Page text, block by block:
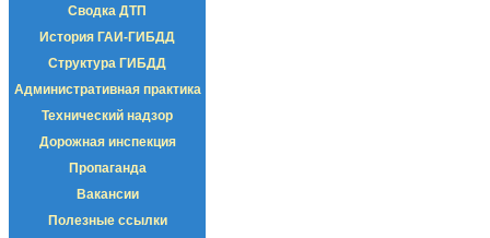
Сводка ДТП
История ГАИ-ГИБДД
Структура ГИБДД
Административная практика
Технический надзор
Дорожная инспекция
Пропаганда
Вакансии
Полезные ссылки